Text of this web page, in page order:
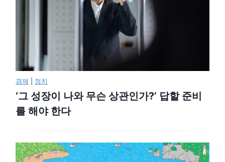
경제 정치
‘그 성장이 나와 무슨 상관인가?’ 답할 준비
를 해야 한다